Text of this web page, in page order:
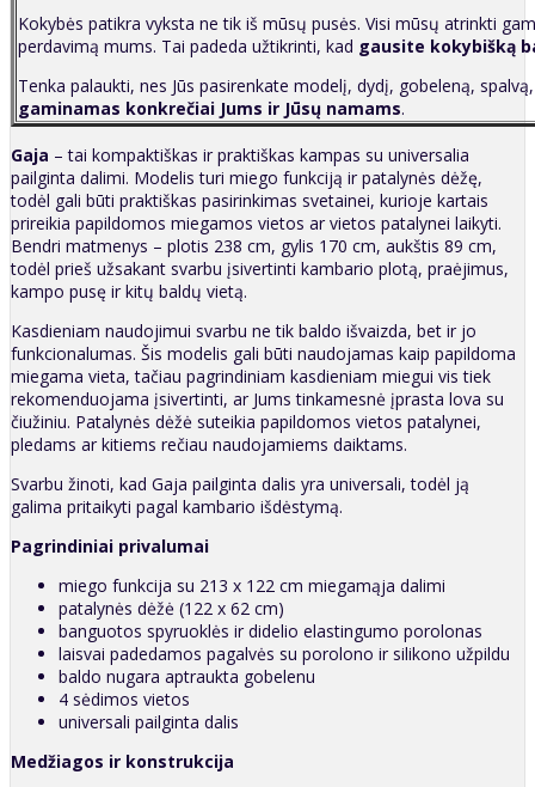
Kokybės patikra vyksta ne tik iš mūsų pusės. Visi mūsų atrinkti
perdavimą mums. Tai padeda užtikrinti, kad gausite kokybišką
Tenka palaukti, nes Jūs pasirenkate modelį, dydį, gobeleną,
gaminamas konkrečiai Jums ir Jūsų namams.
Gaja – tai kompaktiškas ir praktiškas kampas su universalia
pailginta dalimi. Modelis turi miego funkciją ir patalynės dėžę,
todėl gali būti praktiškas pasirinkimas svetainei, kurioje kartais
prireikia papildomos miegamos vietos ar vietos patalynei laikyti.
Bendri matmenys – plotis 238 cm, gylis 170 cm, aukštis 89 cm,
todėl prieš užsakant svarbu įsivertinti kambario plotą, praėjimus,
kampo pusę ir kitų baldų vietą.
Kasdieniam naudojimui svarbu ne tik baldo išvaizda, bet ir jo
funkcionalumas. Šis modelis gali būti naudojamas kaip papildoma
miegama vieta, tačiau pagrindiniam kasdieniam miegui vis tiek
rekomenduojama įsivertinti, ar Jums tinkamesnė įprasta lova su
čiužiniu. Patalynės dėžė suteikia papildomos vietos patalynei,
pledams ar kitiems rečiau naudojamiems daiktams.
Svarbu žinoti, kad Gaja pailginta dalis yra universali, todėl ją
galima pritaikyti pagal kambario išdėstymą.
Pagrindiniai privalumai
miego funkcija su 213 x 122 cm miegamąja dalimi
patalynės dėžė (122 x 62 cm)
banguotos spyruoklės ir didelio elastingumo porolonas
laisvai padedamos pagalvės su porolono ir silikono užpildu
baldo nugara aptraukta gobelenu
4 sėdimos vietos
universali pailginta dalis
Medžiagos ir konstrukcija